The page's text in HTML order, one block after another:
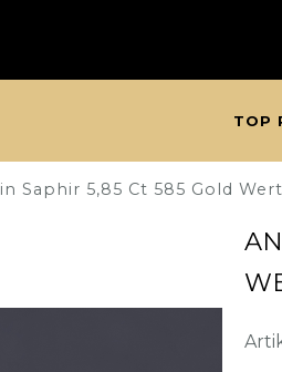
TOP
Saphir 5,85 Ct 585 Gold